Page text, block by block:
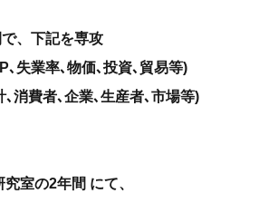
、下記を専攻
､失業率､物価､投資､貿易等)
､消費者､企業､生産者､市場等)
室の2年間 にて、